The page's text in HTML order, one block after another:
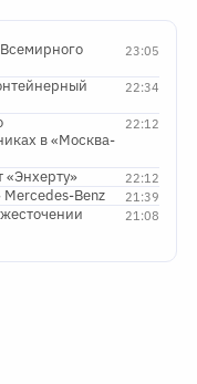
23:05
22:34
22:12
в «Москва-
22:12
21:39
Benz
21:08